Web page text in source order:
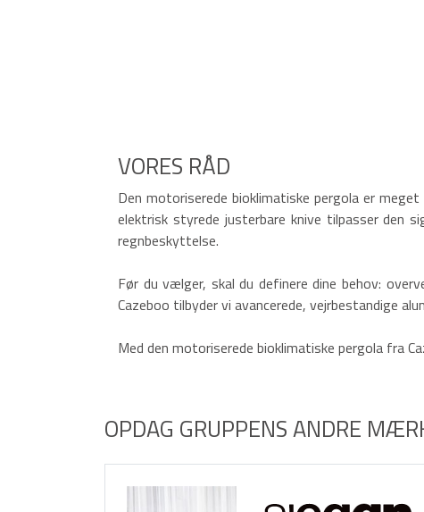
VORES RÅD
Den motoriserede bioklimatiske pergola er
elektrisk styrede justerbare knive tilpasser den
regnbeskyttelse.
Før du vælger, skal du definere dine behov:
Cazeboo tilbyder vi avancerede, vejrbestandige
Med den motoriserede bioklimatiske pergola fra
OPDAG GRUPPENS ANDRE